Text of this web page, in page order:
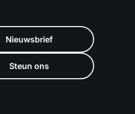
Nieuwsbrief
Steun ons